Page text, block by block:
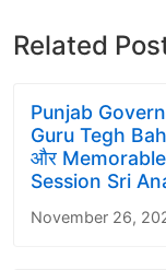
Related
Punjab
Guru Tegh
और
Session Sri
November 26,